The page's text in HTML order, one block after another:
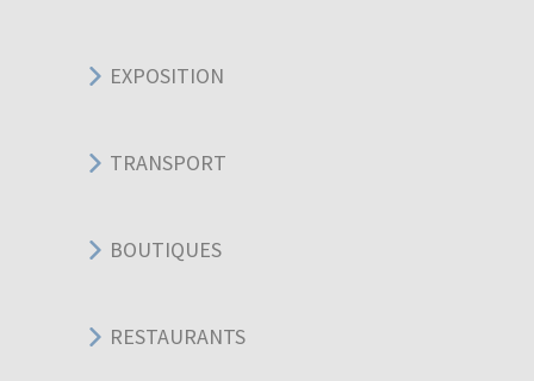
EXPOSITION
TRANSPORT
BOUTIQUES
RESTAURANTS